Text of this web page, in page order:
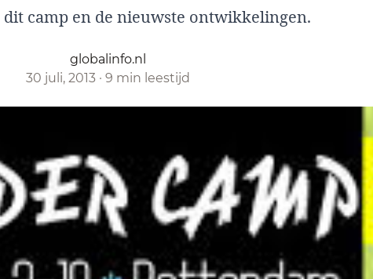
camp en de nieuwste ontwikkelingen.
globalinfo.nl
30 juli, 2013 · 9 min leestijd